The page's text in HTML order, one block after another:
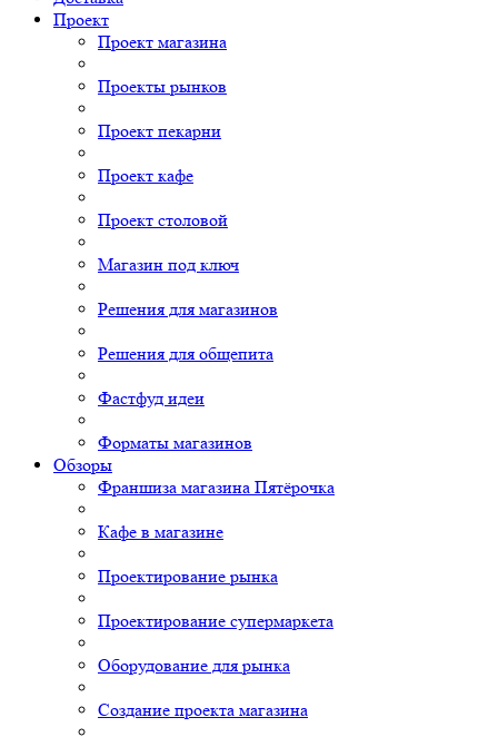
Проект
Проект магазина
Проекты рынков
Проект пекарни
Проект кафе
Проект столовой
Магазин под ключ
Решения для магазинов
Решения для общепита
Фастфуд идеи
Форматы магазинов
Обзоры
Франшиза магазина Пятёрочка
Кафе в магазине
Проектирование рынка
Проектирование супермаркета
Оборудование для рынка
Создание проекта магазина